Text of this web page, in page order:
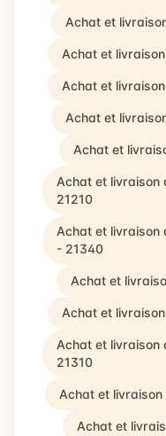
Achat et
Achat et
Achat et
Achat et
Achat et
Achat et livraison
21210
Achat et livraison
- 21340
Achat et
Achat et
Achat et livraison
21310
Achat et
Achat et